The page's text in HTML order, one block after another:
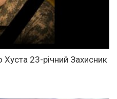
Хуста 23-річний Захисник